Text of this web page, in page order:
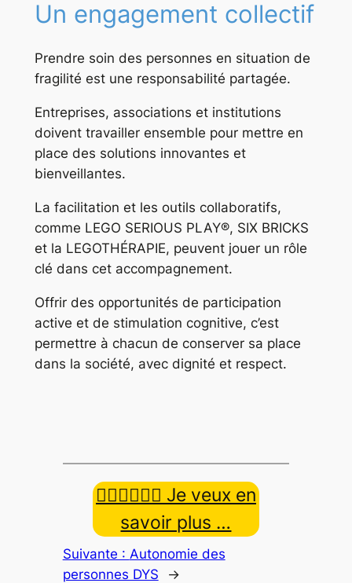
Un engagement collectif
Prendre soin des personnes en situation de
fragilité est une responsabilité partagée.
Entreprises, associations et institutions
doivent travailler ensemble pour mettre en
place des solutions innovantes et
bienveillantes.
La facilitation et les outils collaboratifs,
comme LEGO SERIOUS PLAY®, SIX BRICKS
et la LEGOTHÉRAPIE, peuvent jouer un rôle
clé dans cet accompagnement.
Offrir des opportunités de participation
active et de stimulation cognitive, c’est
permettre à chacun de conserver sa place
dans la société, avec dignité et respect.
👉🏿👉🏾👉🏼 Je veux en
savoir plus …
Suivante : Autonomie des
personnes DYS
→